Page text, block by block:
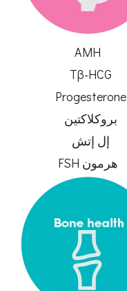
AMH
Tβ-HCG
Progesterone
بروكلاكتين
إل إتش
هرمون FSH